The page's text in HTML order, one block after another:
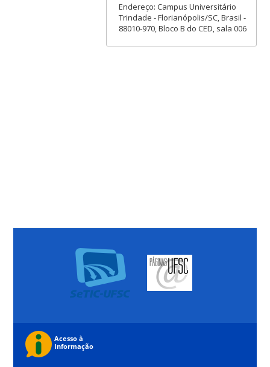
Endereço: Campus Universitário
Trindade - Florianópolis/SC, Brasil -
88010-970, Bloco B do CED, sala 006